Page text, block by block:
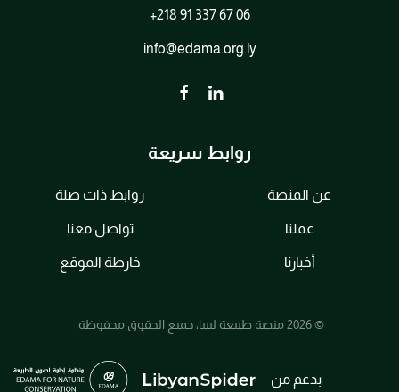
+218 91 337 67 06
info@edama.org.ly
روابط سريعة
عن المنصة
عملنا
أخبارنا
روابط ذات صلة
تواصل معنا
خارطة الموقع
© 2026 منصة طبيعة ليبيا، جميع الحقوق محفوظة.
بدعم من